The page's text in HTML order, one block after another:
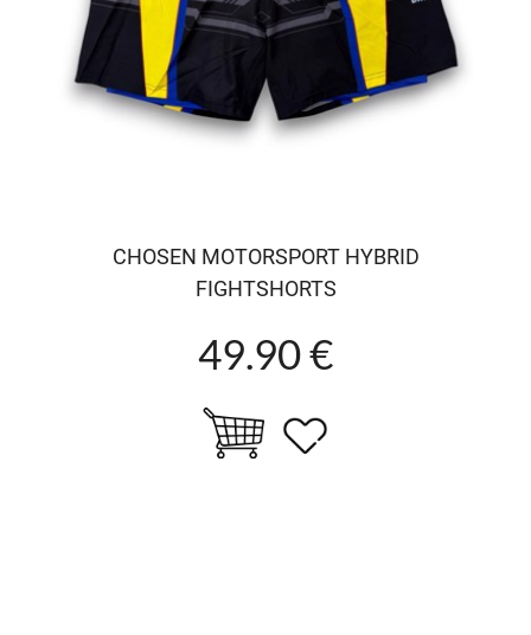
CHOSEN MOTORSPORT HYBRID
FIGHTSHORTS
49.90 €